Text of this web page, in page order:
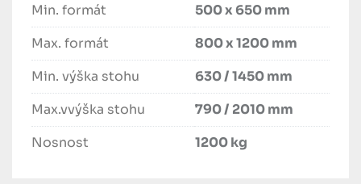
Min. formát
500 x 650 mm
Max. formát
800 x 1200 mm
Min. výška stohu
630 / 1450 mm
Max.vvýška stohu
790 / 2010 mm
Nosnost
1200 kg